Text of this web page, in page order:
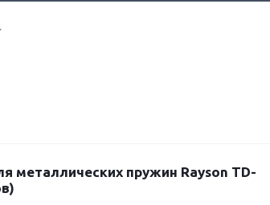
металлических пружин Rayson TD-